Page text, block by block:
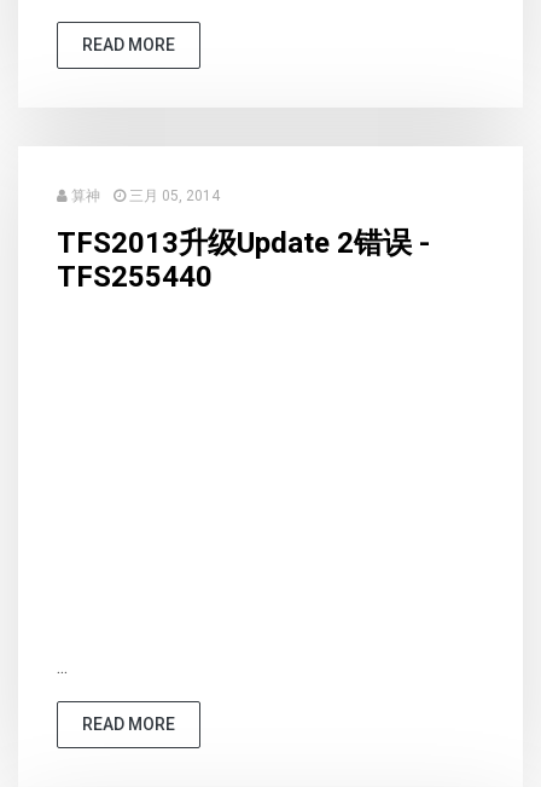
READ MORE
算神 三月 05, 2014
TFS2013升级Update 2错误 -
TFS255440
...
READ MORE